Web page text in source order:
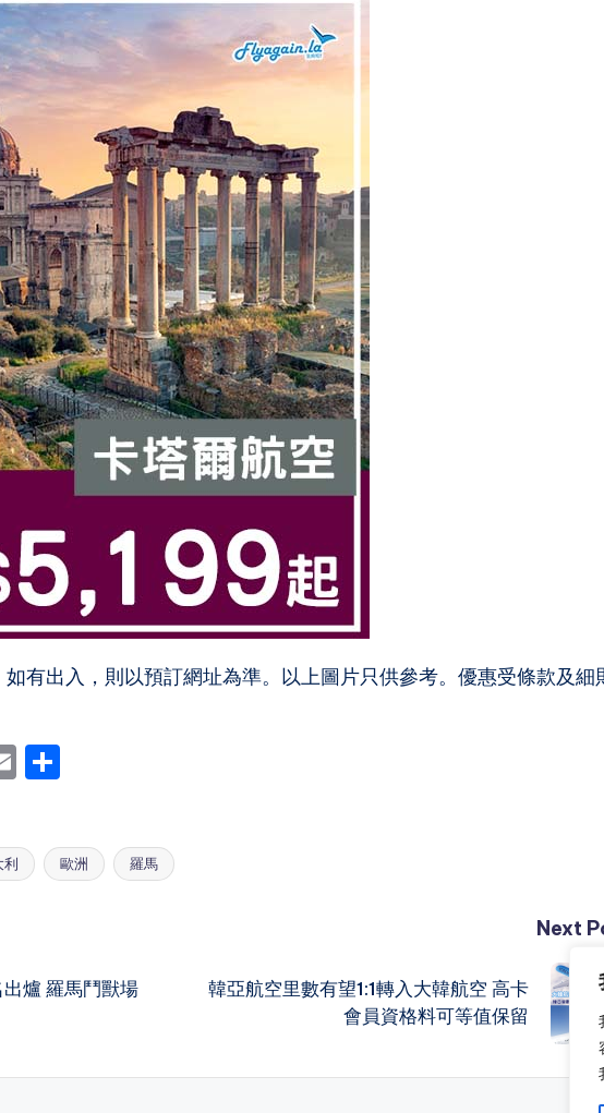
有出入，則以預訂網址為準。以上圖片只供參考。優惠受條款及細
E
l
e
利 歐洲 羅馬
爐 羅馬鬥獸場
Next
韓亞航空里數有望1:1轉入大韓航空 高卡
會員資格料可等值保留